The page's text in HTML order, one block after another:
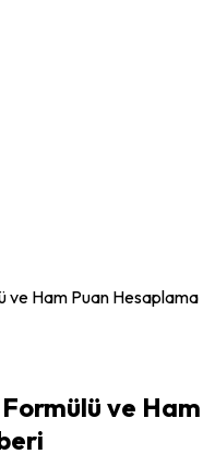
ve Ham Puan Hesaplama
ve Ham